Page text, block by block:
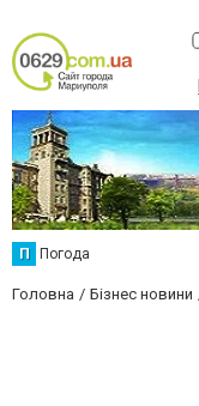
П Погода
Головна Бізнес новини